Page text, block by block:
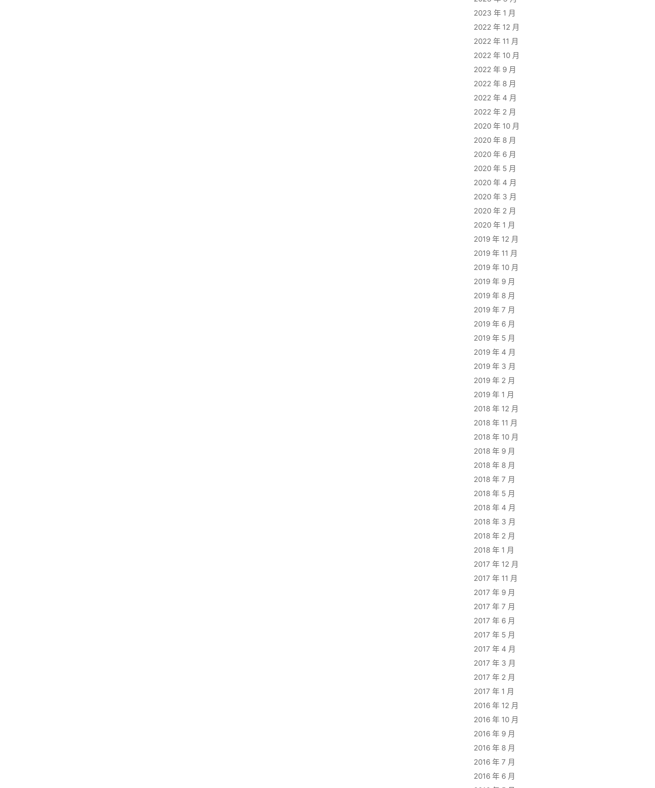
2023 年 1 月
2022 年 12 月
2022 年 11 月
2022 年 10 月
2022 年 9 月
2022 年 8 月
2022 年 4 月
2022 年 2 月
2020 年 10 月
2020 年 8 月
2020 年 6 月
2020 年 5 月
2020 年 4 月
2020 年 3 月
2020 年 2 月
2020 年 1 月
2019 年 12 月
2019 年 11 月
2019 年 10 月
2019 年 9 月
2019 年 8 月
2019 年 7 月
2019 年 6 月
2019 年 5 月
2019 年 4 月
2019 年 3 月
2019 年 2 月
2019 年 1 月
2018 年 12 月
2018 年 11 月
2018 年 10 月
2018 年 9 月
2018 年 8 月
2018 年 7 月
2018 年 5 月
2018 年 4 月
2018 年 3 月
2018 年 2 月
2018 年 1 月
2017 年 12 月
2017 年 11 月
2017 年 9 月
2017 年 7 月
2017 年 6 月
2017 年 5 月
2017 年 4 月
2017 年 3 月
2017 年 2 月
2017 年 1 月
2016 年 12 月
2016 年 10 月
2016 年 9 月
2016 年 8 月
2016 年 7 月
2016 年 6 月